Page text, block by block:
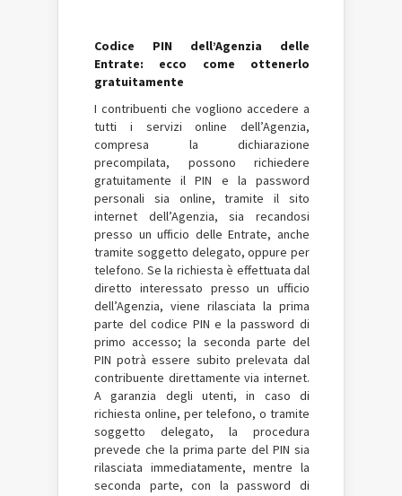
Codice PIN dell’Agenzia delle
Entrate: ecco come ottenerlo
gratuitamente
I contribuenti che vogliono accedere a
tutti i servizi online dell’Agenzia,
compresa la dichiarazione
precompilata, possono richiedere
gratuitamente il PIN e la password
personali sia online, tramite il sito
internet dell’Agenzia, sia recandosi
presso un ufficio delle Entrate, anche
tramite soggetto delegato, oppure per
telefono. Se la richiesta è effettuata dal
diretto interessato presso un ufficio
dell’Agenzia, viene rilasciata la prima
parte del codice PIN e la password di
primo accesso; la seconda parte del
PIN potrà essere subito prelevata dal
contribuente direttamente via internet.
A garanzia degli utenti, in caso di
richiesta online, per telefono, o tramite
soggetto delegato, la procedura
prevede che la prima parte del PIN sia
rilasciata immediatamente, mentre la
seconda parte, con la password di